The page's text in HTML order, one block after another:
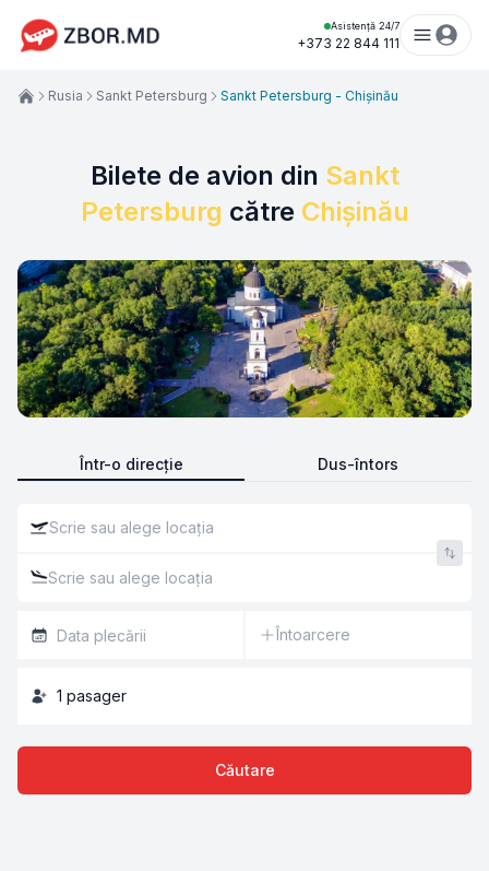
Asistență 24/7
+373 22 844 111
Bilete de avion din Sankt
Petersburg către Chișinău
Într-o direcție Dus-întors
Întoarcere
1 pasager
Căutare
Rusia Sankt Petersburg Sankt Petersburg - Chișinău